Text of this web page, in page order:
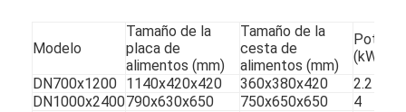
Lavadora de botellas
Máquina automática de Palletizer
Modelo
Tamaño de la
placa de
alimentos (mm)
Tamaño de la
cesta de
alimentos (mm)
(kW)
DN700x1200 1140x420x420 360x380x420
2.2
DN1000x2400790x630x650 750x650x650
4